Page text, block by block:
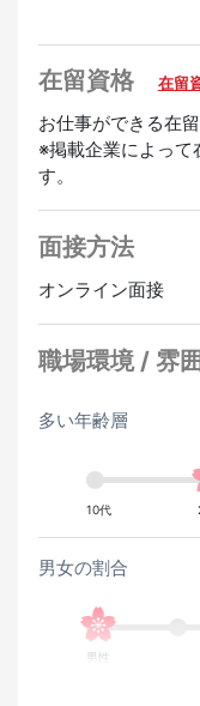
歓迎
日本語ビギナー歓迎
在留資格 在留
お仕事ができる在
※掲載企業によって
す。
面接方法
オンライン面接
職場環境 / 雰
多い年齢層
10代
男女の割合
男性